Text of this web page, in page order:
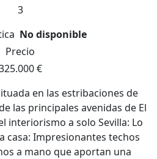
3
No disponible
Precio
€
en las estribaciones de
las principales avenidas de El
interiorismo a solo Sevilla: Lo
casa: Impresionantes techos
a mano que aportan una